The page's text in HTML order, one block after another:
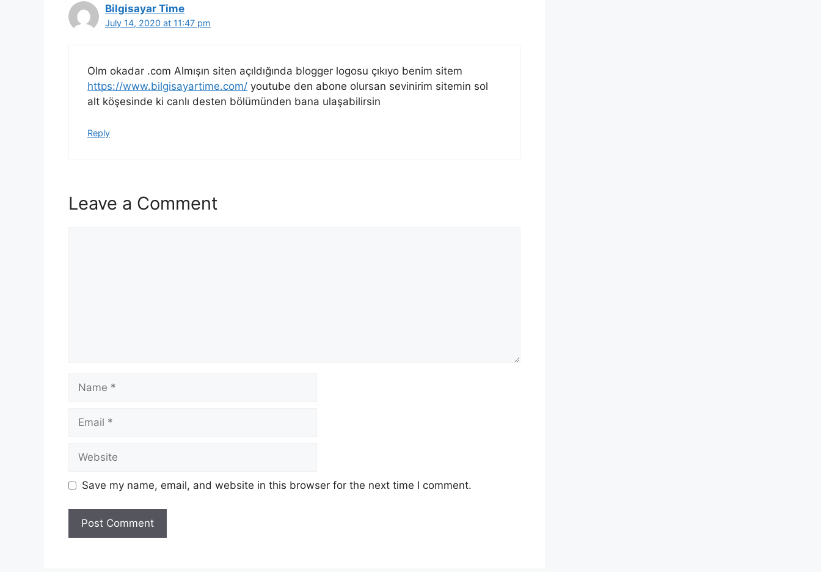
Bilgisayar Time
July 14, 2020 at 11:47 pm
Olm okadar .com Almışın siten açıldığında blogger logosu çıkıyo benim sitem
https://www.bilgisayartime.com/ youtube den abone olursan sevinirim sitemin sol
alt köşesinde ki canlı desten bölümünden bana ulaşabilirsin
Reply
Leave a Comment
Name
Email
Website
Save my name, email, and website in this browser for the next time I comment.